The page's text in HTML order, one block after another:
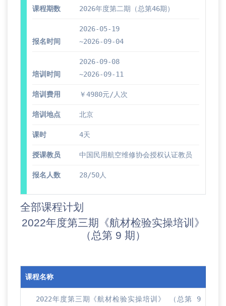
课程期数 2026年度第二期（总第46期）
报名时间
2026-05-19
~2026-09-04
培训时间
2026-09-08
~2026-09-11
培训费用 ￥4980元/人次
培训地点 北京
课时 4天
授课教员 中国民用航空维修协会授权认证教员
报名人数 28/50人
全部课程计划
2022年度第三期《航材检验实操培训》
（总第 9 期）
课程名称
2022年度第三期《航材检验实操培训》 （总第 9